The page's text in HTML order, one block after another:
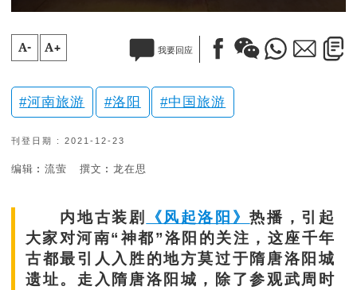
A- A+ 我要回应
河南旅游 洛阳 中国旅游
刊登日期 : 2021-12-23
编辑︰流萤 撰文︰龙在思
内地古装剧 《风起洛阳》热播，引起
大家对河南“神都”洛阳的关注，这座千年
古都最引人入胜的地方莫过于隋唐洛阳城
遗址。走入隋唐洛阳城，除了参观武周时